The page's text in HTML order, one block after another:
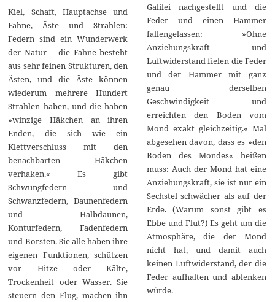
Kiel, Schaft, Hauptachse und
Fahne, Äste und Strahlen:
Federn sind ein Wunderwerk
der Natur – die Fahne besteht
aus sehr feinen Strukturen, den
Ästen, und die Äste können
wiederum mehrere Hundert
Strahlen haben, und die haben
»winzige Häkchen an ihren
Enden, die sich wie ein
Klettverschluss mit den
benachbarten Häkchen
verhaken.« Es gibt
Schwungfedern und
Schwanzfedern, Daunenfedern
und Halbdaunen,
Konturfedern, Fadenfedern
und Borsten. Sie alle haben ihre
eigenen Funktionen, schützen
vor Hitze oder Kälte,
Trockenheit oder Wasser. Sie
steuern den Flug, machen ihn
Galilei nachgestellt und die
Feder und einen Hammer
fallengelassen: »Ohne
Anziehungskraft und
Luftwiderstand fielen die Feder
und der Hammer mit ganz
genau derselben
Geschwindigkeit und
erreichten den Boden vom
Mond exakt gleichzeitig.« Mal
abgesehen davon, dass es »den
Boden des Mondes« heißen
muss: Auch der Mond hat eine
Anziehungskraft, sie ist nur ein
Sechstel schwächer als auf der
Erde. (Warum sonst gibt es
Ebbe und Flut?) Es geht um die
Atmosphäre, die der Mond
nicht hat, und damit auch
keinen Luftwiderstand, der die
Feder aufhalten und ablenken
würde.